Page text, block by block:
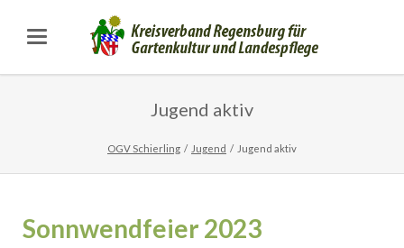
Jugend aktiv
OGV Schierling Jugend Jugend aktiv
Sonnwendfeier 2023